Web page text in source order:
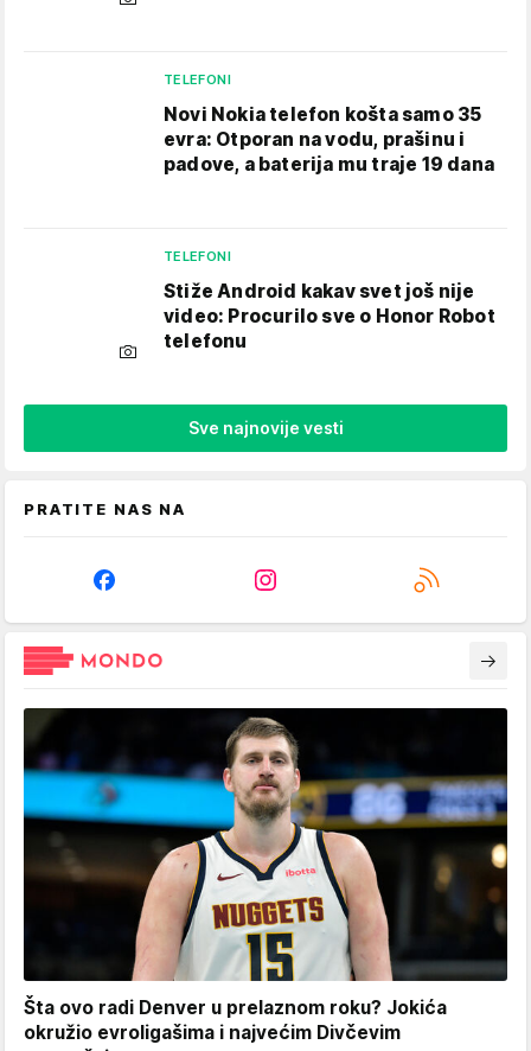
TELEFONI
Novi Nokia telefon košta samo 35
evra: Otporan na vodu, prašinu i
padove, a baterija mu traje 19 dana
TELEFONI
Stiže Android kakav svet još nije
video: Procurilo sve o Honor Robot
telefonu
Sve najnovije vesti
PRATITE NAS NA
Šta ovo radi Denver u prelaznom roku? Jokića
okružio evroligašima i najvećim Divčevim